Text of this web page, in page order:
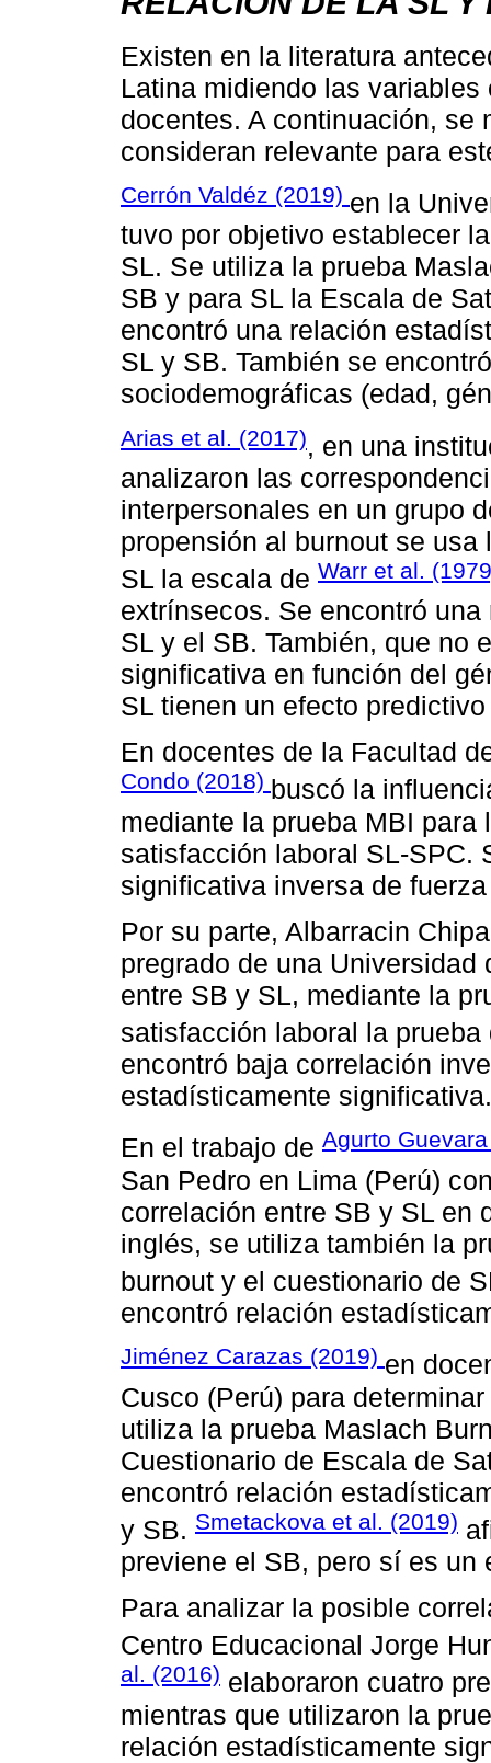
Existen en la literatura
Latina midiendo las
docentes. A continuación, se
consideran relevante para
Cerrón Valdéz (2019) en la
tuvo por objetivo establecer
SL. Se utiliza la prueba
SB y para SL la Escala de
encontró una relación
SL y SB. También se
sociodemográficas (edad,
Arias et al. (2017), en una
analizaron las
interpersonales en un grupo
propensión al burnout se
SL la escala de Warr et al.
extrínsecos. Se encontró
SL y el SB. También, que no
significativa en función del
SL tienen un efecto
En docentes de la Facultad
Condo (2018) buscó la
mediante la prueba MBI
satisfacción laboral SL-SPC.
significativa inversa de
Por su parte, Albarracin
pregrado de una
entre SB y SL, mediante la
satisfacción laboral la
encontró baja correlación
estadísticamente significativa.
En el trabajo de Agurto
San Pedro en Lima (Perú)
correlación entre SB y SL en
inglés, se utiliza también la
burnout y el cuestionario de
encontró relación
Jiménez Carazas (2019) en
Cusco (Perú) para
utiliza la prueba Maslach
Cuestionario de Escala de
encontró relación
y SB. Smetackova et al. (2019)
previene el SB, pero sí es un
Para analizar la posible
Centro Educacional Jorge
al. (2016) elaboraron cuatro
mientras que utilizaron la
relación estadísticamente